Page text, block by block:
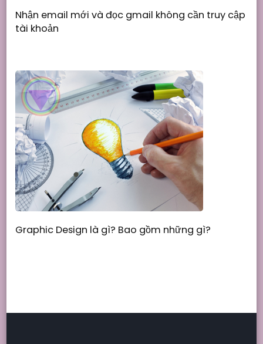
Nhận email mới và đọc gmail không cần truy cập
tài khoản
Graphic Design là gì? Bao gồm những gì?